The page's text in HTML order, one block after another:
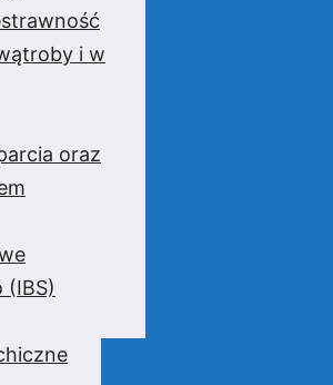
i w
oraz
(IBS)